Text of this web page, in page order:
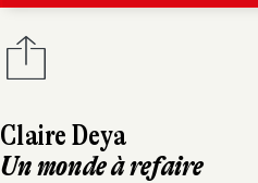
Claire Deya
Un monde à refaire